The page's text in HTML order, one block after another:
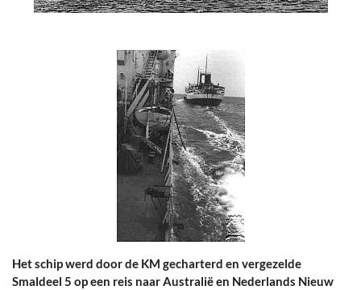
Het schip werd door de KM gecharterd en vergezelde
Smaldeel 5 op een reis naar Australië en Nederlands Nieuw